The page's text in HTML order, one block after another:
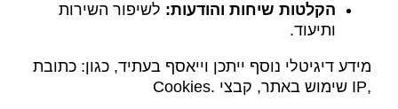
הקלטות שיחות והודעות: לשיפור השירות
ותיעוד.
מידע דיגיטלי נוסף ייתכן וייאסף בעתיד, כגון: כתובת
,IP שימוש באתר, קבצי .Cookies